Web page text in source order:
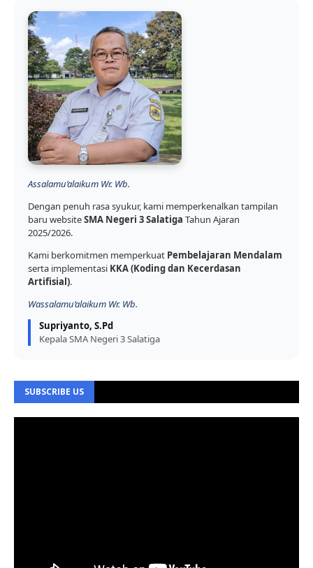
Assalamu’alaikum Wr. Wb.
Dengan penuh rasa syukur, kami memperkenalkan tampilan
baru websiteSMA Negeri 3 Salatiga Tahun Ajaran
2025/2026.
Kami berkomitmen memperkuat Pembelajaran Mendalam
serta implementasi KKA (Koding dan Kecerdasan
Artifisial).
Wassalamu’alaikum Wr. Wb.
Supriyanto, S.Pd
Kepala SMA Negeri 3 Salatiga
SUBSCRIBE US